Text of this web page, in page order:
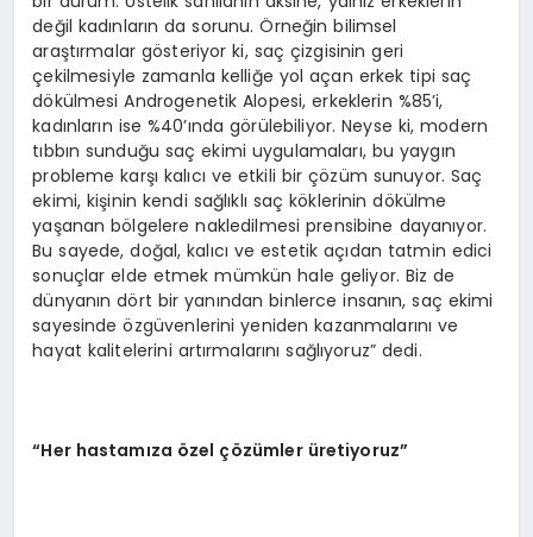
değil kadınların da sorunu. Örneğin bilimsel
araştırmalar gösteriyor ki, saç çizgisinin geri
çekilmesiyle zamanla kelliğe yol açan erkek tipi saç
dökülmesi Androgenetik Alopesi, erkeklerin %85’i,
kadınların ise %40’ında görülebiliyor. Neyse ki, modern
tıbbın sunduğu saç ekimi uygulamaları, bu yaygın
probleme karşı kalıcı ve etkili bir çözüm sunuyor. Saç
ekimi, kişinin kendi sağlıklı saç köklerinin dökülme
yaşanan bölgelere nakledilmesi prensibine dayanıyor.
Bu sayede, doğal, kalıcı ve estetik açıdan tatmin edici
sonuçlar elde etmek mümkün hale geliyor. Biz de
dünyanın dört bir yanından binlerce insanın, saç ekimi
sayesinde özgüvenlerini yeniden kazanmalarını ve
hayat kalitelerini artırmalarını sağlıyoruz” dedi.
“Her hastamıza özel çözümler üretiyoruz”